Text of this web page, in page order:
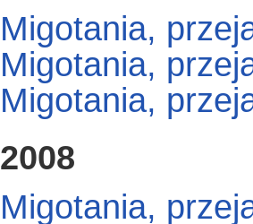
Migotania,
Migotania,
Migotania,
2008
Migotania,